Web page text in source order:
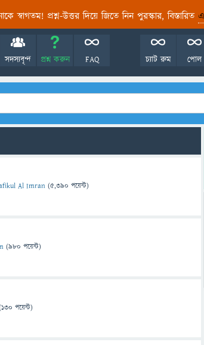
স্বাগতম! প্রশ্ন-উত্তর দিয়ে জিতে নিন পুরস্কার, বিস্তারিত
সদস্যবৃন্দ প্রশ্ন করুন FAQ পোল
চ্যাট রুম
Al Imran (5,390 পয়েন্ট)
(980 পয়েন্ট)
130 পয়েন্ট)